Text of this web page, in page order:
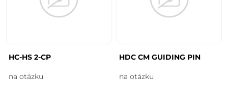
HC-HS 2-CP
na otázku
HDC CM GUIDING PIN
na otázku